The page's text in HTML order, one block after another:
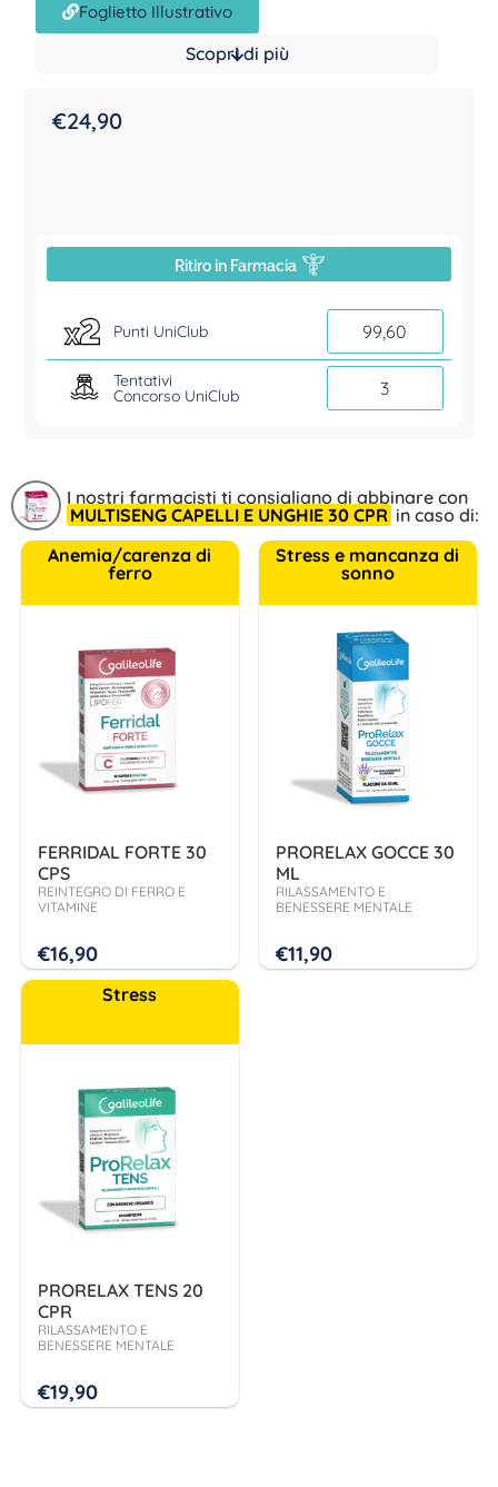
Foglietto Illustrativo
Scopri di più
€24,90
Ritiro in Farmacia
Punti UniClub 99,60
Tentativi
Concorso UniClub 3
I nostri farmacisti ti consigliano di abbinare con
MULTISENG CAPELLI E UNGHIE 30 CPR in caso di:
Anemia/carenza di
ferro
FERRIDAL FORTE 30
CPS
REINTEGRO DI FERRO E
VITAMINE
€16,90
Stress e mancanza di
sonno
PRORELAX GOCCE 30
ML
RILASSAMENTO E
BENESSERE MENTALE
€11,90
Stress
PRORELAX TENS 20
CPR
RILASSAMENTO E
BENESSERE MENTALE
€19,90